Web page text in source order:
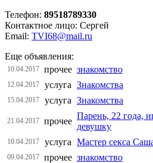
Телефон: 89518789330
Контактное лицо: Сергей
Email: TVI68@mail.ru
Еще объявления:
10.04.2017 прочее знакомство
12.04.2017 услуга Знакомства
15.04.2017 услуга Знакомства
21.04.2017 прочее
Парeнь, 22 года,
дeвушку
10.04.2017 услуга Мастер секса
09.04.2017 прочее знакомство